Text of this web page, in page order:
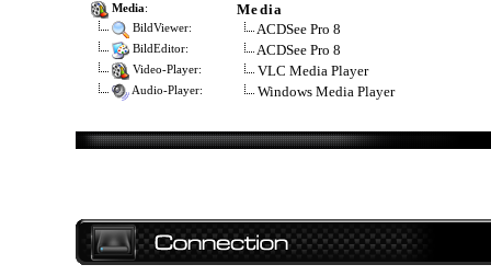
Media: Media
BildViewer: ACDSee Pro 8
BildEditor: ACDSee Pro 8
Video-Player: VLC Media Player
Audio-Player: Windows Media Player